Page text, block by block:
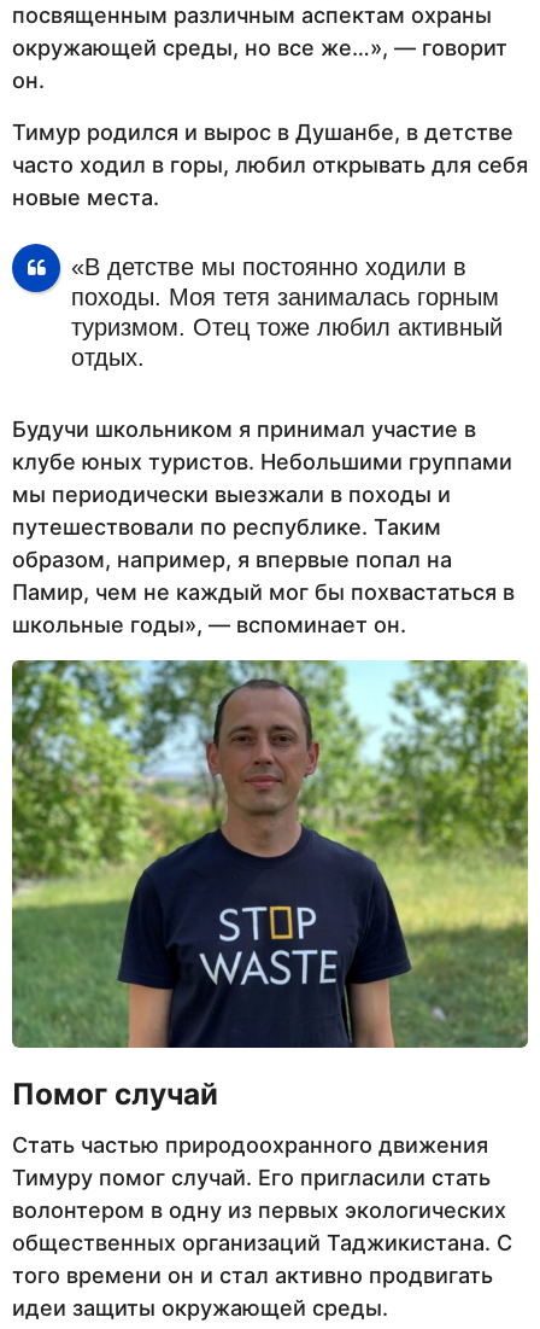
посвященным различным аспектам охраны
окружающей среды, но все же…», — говорит
он.
Тимур родился и вырос в Душанбе, в детстве
часто ходил в горы, любил открывать для себя
новые места.
«В детстве мы постоянно ходили в
походы. Моя тетя занималась горным
туризмом. Отец тоже любил активный
отдых.
Будучи школьником я принимал участие в
клубе юных туристов. Небольшими группами
мы периодически выезжали в походы и
путешествовали по республике. Таким
образом, например, я впервые попал на
Памир, чем не каждый мог бы похвастаться в
школьные годы», — вспоминает он.
Помог случай
Стать частью природоохранного движения
Тимуру помог случай. Его пригласили стать
волонтером в одну из первых экологических
общественных организаций Таджикистана. С
того времени он и стал активно продвигать
идеи защиты окружающей среды.